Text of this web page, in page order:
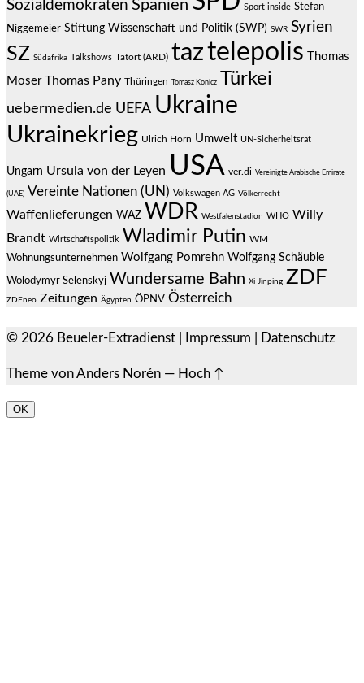
Sozialdemokraten Spanien Sport inside Stefan
Niggemeier Stiftung Wissenschaft und Politik (SWP) SWR Syrien
SZ Südafrika Talkshows Tatort (ARD) taztelepolis Thomas
Moser Thomas Pany Thüringen Tomasz Konicz Türkei
uebermedien.de UEFA Ukraine
Ukrainekrieg Ulrich Horn Umwelt UN-Sicherheitsrat
Ungarn Ursula von der Leyen USA ver.di Vereinigte Arabische Emirate
(UAE) Vereinte Nationen (UN) Volkswagen AG Völkerrecht
Waffenlieferungen WAZ WDR Westfalenstadion WHO Willy
Brandt Wirtschaftspolitik Wladimir Putin WM
Wohnungsunternehmen Wolfgang Pomrehn Wolfgang Schäuble
Wolodymyr Selenskyj Wundersame Bahn Xi Jinping ZDF
ZDFneo Zeitungen Ägypten ÖPNV Österreich
© 2026 Beueler-Extradienst Impressum Datenschutz
Theme vonAnders Norén — Hoch ↑
OK